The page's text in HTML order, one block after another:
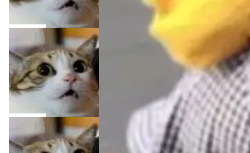
O而言，这提示了一个转变：AI测试正在
工具升级为企业的质量基础设施。 CIO面
现实 过去两年，CIO们的焦虑清单上多了
一是如何让大模型和智能体应用安全地从
向生产，二是如何让测试团队跟得上AI应
型系统的学术体操，是日常编码的思维方
章从一个简单的例子切入。一个网站的深
设置，如果用布尔值 + 可空字段来表示
ean 表示是否可切换，nullable 的默认模
色方案、深色方案——会产生大量无意义
合。方案缺了、配置冲突了、全 null 了。
哪些组合有效，作者说，你得靠"文档、
dflare OS
Cloudflare 发布了一个开源项目
S。如果你只看官方博客，你会觉得这是
个"AI 知识库 + 聊天机器人"——每个大厂
做，没什么新鲜的。 但 Kenton Varda
r 上把事情说清楚了： 今天我们发布了
re OS，一个带连接器的聊天机器人，跟
有科技公司做的一样。只不过，实际上它
局
Deno 团队开源 Celld，可自托管的分
布式 Durable Objects
Ryan Dahl 领导的 Deno 团队推出了最
目 Celld，一个能在自己机器上运行
Workers 和 Durable Objects 的守护进
局